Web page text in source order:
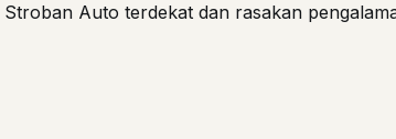
Auto terdekat dan rasakan